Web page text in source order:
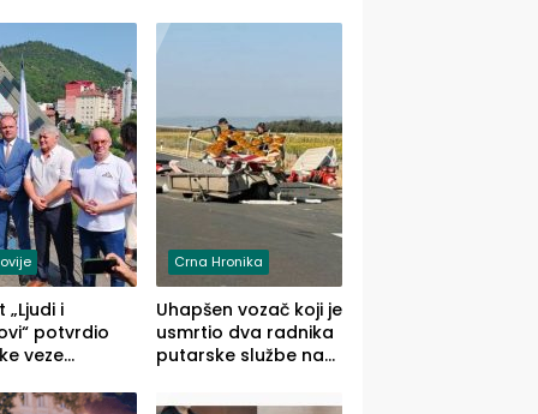
„Ljudi i
potvrdio
veze
Crna Hronika
Uhapšen vozač koji je
usmrtio dva radnika
putarske službe na
prema Šapcu